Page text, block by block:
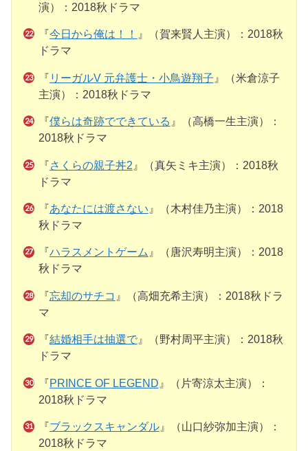
演）：2018秋ドラマ
『今日から俺は！！
』（賀来賢人主演）：2018秋
ドラマ
『 リーガルV 元弁護士・小鳥遊翔子 』（米倉涼子
主演）：2018秋ドラマ
『僕らは奇跡でできている 』（高橋一生主演）：
2018秋ドラマ
『さくらの親子丼2 』（真矢ミキ主演）：2018秋
ドラマ
『あなたには渡さない 』（木村佳乃主演）：2018
秋ドラマ
『 ハラスメントゲーム』（唐沢寿明主演）：2018
秋ドラマ
『忘却のサチコ 』（高畑充希主演）：2018秋ドラ
マ
『結婚相手は抽選で』（野村周平主演）：2018秋
ドラマ
『PRINCE OF LEGEND 』（片寄涼太主演）：
2018秋ドラマ
『ブラックスキャンダル』（山口紗弥加主演）：
2018秋ドラマ